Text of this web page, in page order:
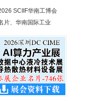
SCIIF华南工博会
片、华南国际工业